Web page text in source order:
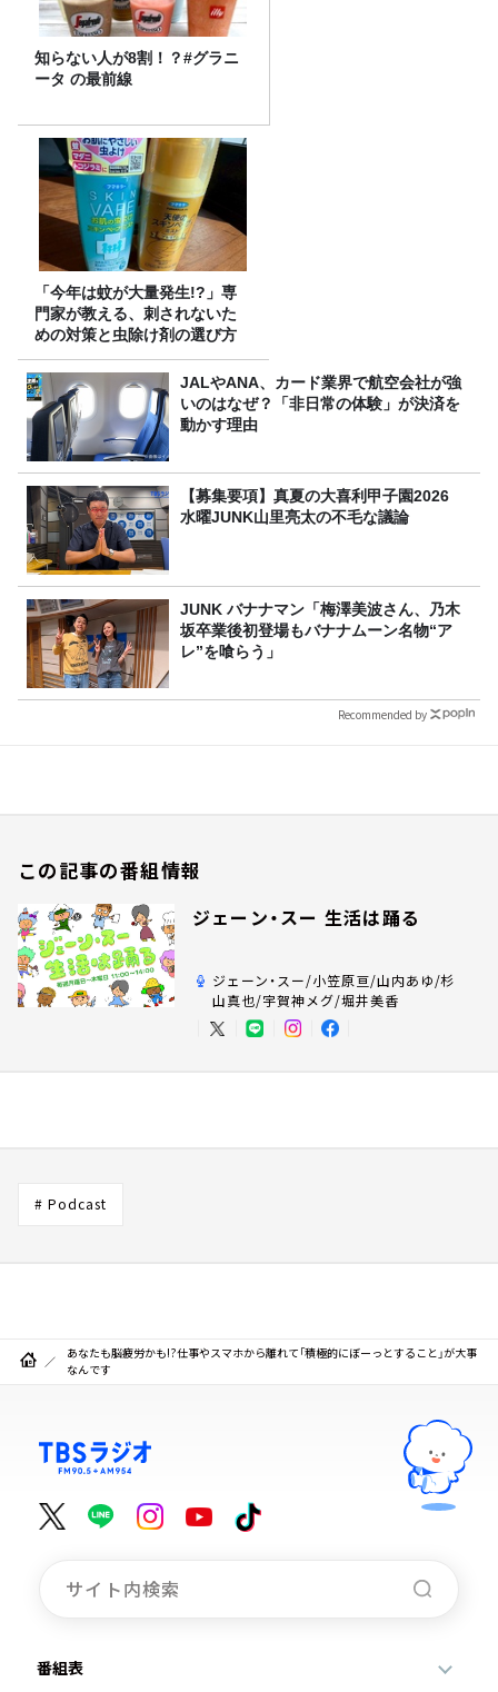
知らない人が8割！？#グラニ
ータ の最前線
「今年は蚊が大量発生!?」専
門家が教える、刺されないた
めの対策と虫除け剤の選び方
JALやANA、カード業界で航空会社が強
いのはなぜ？「非日常の体験」が決済を
動かす理由
【募集要項】真夏の大喜利甲子園2026
水曜JUNK山里亮太の不毛な議論
JUNK バナナマン「梅澤美波さん、乃木
坂卒業後初登場もバナナムーン名物“ア
レ”を喰らう」
Recommended by
この記事の番組情報
ジェーン・スー 生活は踊る
ジェーン・スー/小笠原亘/山内あゆ/杉
山真也/宇賀神メグ/堀井美香
# Podcast
あなたも脳疲労かも!?仕事やスマホから離れて「積極的にぼーっとすること」が大事
なんです
番組表